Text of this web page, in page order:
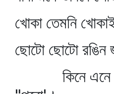
খোকা তেমনি
ছোটো ছোটো রঙিন
কিনে এনে